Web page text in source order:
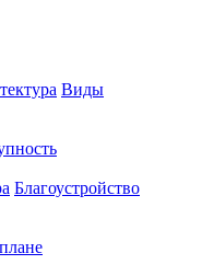
Виды
Благоустройство